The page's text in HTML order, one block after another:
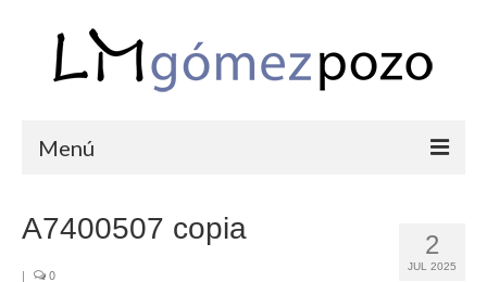
Menú
2
JUL 2025
A7400507 copia
| 0